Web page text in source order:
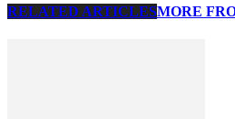
RELATED ARTICLESMORE